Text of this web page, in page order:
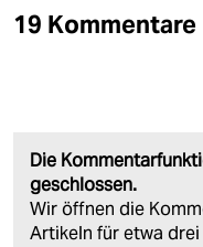
19 Kommentare
Die
geschlossen.
Wir öffnen die
Artikeln für etwa drei